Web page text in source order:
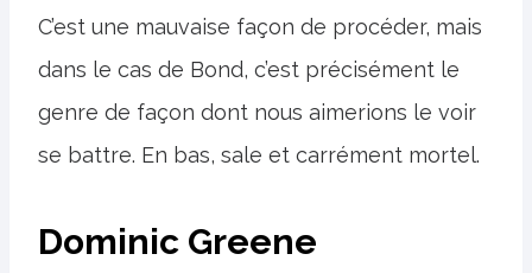
C’est une mauvaise façon de procéder, mais
dans le cas de Bond, c’est précisément le
genre de façon dont nous aimerions le voir
se battre. En bas, sale et carrément mortel.
Dominic Greene